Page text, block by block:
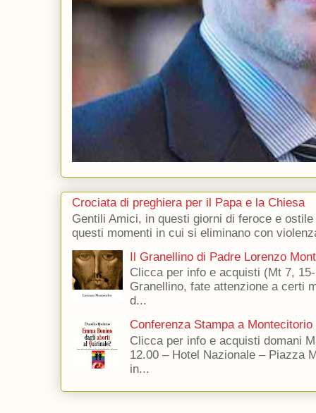
Crociata di preghiera per il Papa e la Chiesa
Gentili Amici, in questi giorni di feroce e
questi momenti in cui si eliminano con
Il Granellino di Padre Lorenzo
Clicca per info e acquisti (Mt 7,
Granellino, fate attenzione a certi
d...
Conferenza Stampa a Montecitorio
Clicca per info e acquisti domani
12.00 – Hotel Nazionale – Piazza
in...